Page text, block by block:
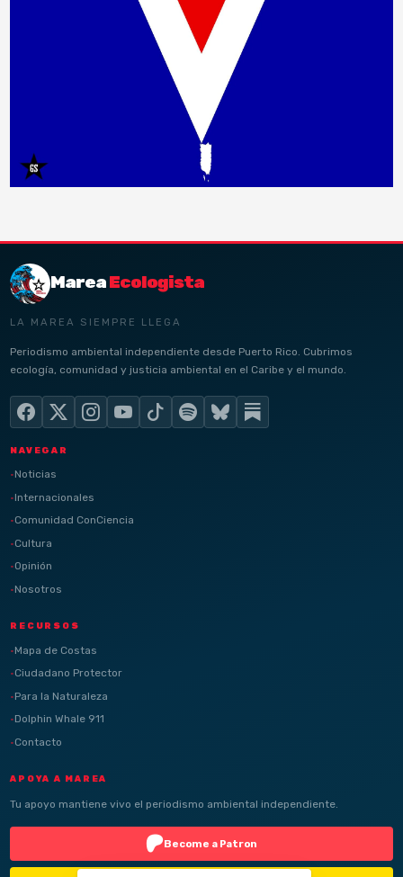
MareaEcologista
LA MAREA SIEMPRE LLEGA
Periodismo ambiental independiente desde Puerto Rico. Cubrimos
ecología, comunidad y justicia ambiental en el Caribe y el mundo.
NAVEGAR
Noticias
Internacionales
Comunidad ConCiencia
Cultura
Opinión
Nosotros
RECURSOS
Mapa de Costas
Ciudadano Protector
Para la Naturaleza
Dolphin Whale 911
Contacto
APOYA A MAREA
Tu apoyo mantiene vivo el periodismo ambiental independiente.
Become a Patron